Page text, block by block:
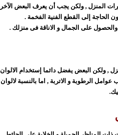
المنزل , ولكن يجب أن يعرف البعض الآخر
الحاجة إلى القطع الفنية الفخمة .
على الجمال و الاناقة فى منزلك .
, ولكن البعض يفضل دائما إستخدام الالوان
الرطوبة و الاتربة , اما بالنسبة لالوان